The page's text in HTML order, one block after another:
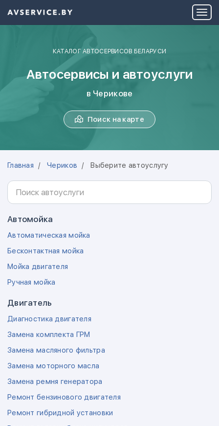
КАТАЛОГ АВТОСЕРВИСОВ БЕЛАРУСИ
Автосервисы и автоуслуги
в Черикове
Поиск на карте
Главная Чериков Выберите автоуслугу
Автомойка
Автоматическая мойка
Бесконтактная мойка
Мойка двигателя
Ручная мойка
Двигатель
Диагностика двигателя
Замена комплекта ГРМ
Замена масляного фильтра
Замена моторного масла
Замена ремня генератора
Ремонт бензинового двигателя
Ремонт гибридной установки